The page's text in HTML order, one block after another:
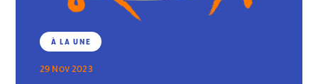
À LA UNE
29 Nov 2023